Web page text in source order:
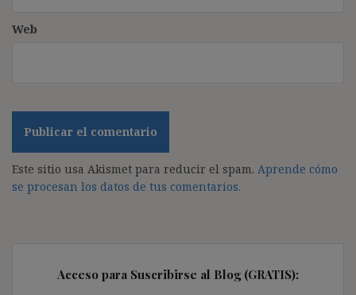
Web
Este sitio usa Akismet para reducir el spam. Aprende cómo
se procesan los datos de tus comentarios.
Acceso para Suscribirse al Blog (GRATIS):